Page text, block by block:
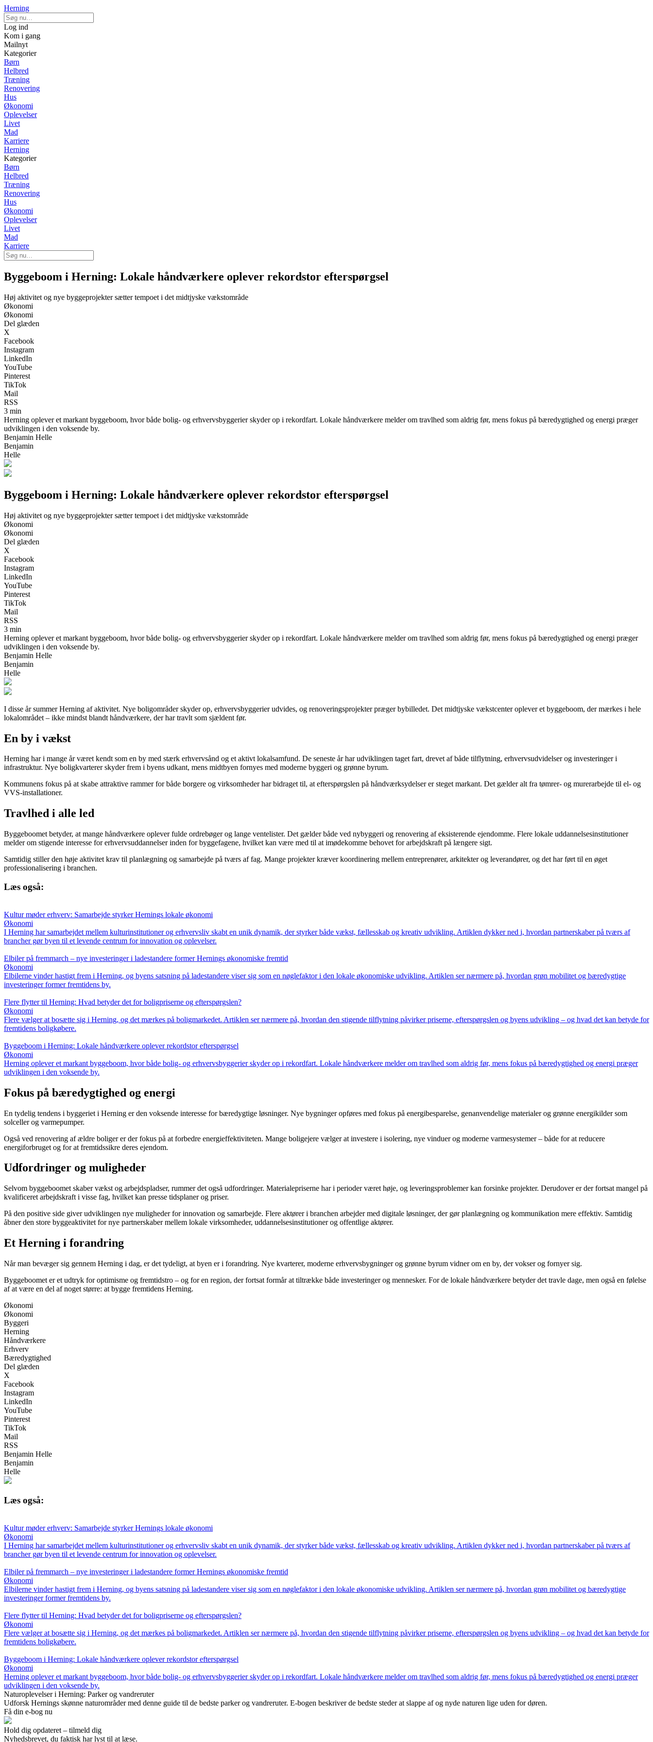
Herning
Log ind
Kom i gang
Mailnyt
Kategorier
Børn
Helbred
Træning
Renovering
Hus
Økonomi
Oplevelser
Livet
Mad
Karriere
Herning
Kategorier
Børn
Helbred
Træning
Renovering
Hus
Økonomi
Oplevelser
Livet
Mad
Karriere
Byggeboom i Herning: Lokale håndværkere oplever rekordstor efterspørgsel
Høj aktivitet og nye byggeprojekter sætter tempoet i det midtjyske vækstområde
Økonomi
Økonomi
Del glæden
X
Facebook
Instagram
LinkedIn
YouTube
Pinterest
TikTok
Mail
RSS
3 min
Herning oplever et markant byggeboom, hvor både bolig- og erhvervsbyggerier skyder op i rekordfart. Lokale håndværkere melder om travlhed som aldrig før, mens fokus på bæredygtighed og energi præger
udviklingen i den voksende by.
Benjamin Helle
Benjamin
Helle
Byggeboom i Herning: Lokale håndværkere oplever rekordstor efterspørgsel
Høj aktivitet og nye byggeprojekter sætter tempoet i det midtjyske vækstområde
Økonomi
Økonomi
Del glæden
X
Facebook
Instagram
LinkedIn
YouTube
Pinterest
TikTok
Mail
RSS
3 min
Herning oplever et markant byggeboom, hvor både bolig- og erhvervsbyggerier skyder op i rekordfart. Lokale håndværkere melder om travlhed som aldrig før, mens fokus på bæredygtighed og energi præger
udviklingen i den voksende by.
Benjamin Helle
Benjamin
Helle
I disse år summer Herning af aktivitet. Nye boligområder skyder op, erhvervsbyggerier udvides, og renoveringsprojekter præger bybilledet. Det midtjyske vækstcenter oplever et byggeboom, der mærkes i hele
lokalområdet – ikke mindst blandt håndværkere, der har travlt som sjældent før.
En by i vækst
Herning har i mange år været kendt som en by med stærk erhvervsånd og et aktivt lokalsamfund. De seneste år har udviklingen taget fart, drevet af både tilflytning, erhvervsudvidelser og investeringer i
infrastruktur. Nye boligkvarterer skyder frem i byens udkant, mens midtbyen fornyes med moderne byggeri og grønne byrum.
Kommunens fokus på at skabe attraktive rammer for både borgere og virksomheder har bidraget til, at efterspørgslen på håndværksydelser er steget markant. Det gælder alt fra tømrer- og murerarbejde til el- og
VVS-installationer.
Travlhed i alle led
Byggeboomet betyder, at mange håndværkere oplever fulde ordrebøger og lange ventelister. Det gælder både ved nybyggeri og renovering af eksisterende ejendomme. Flere lokale uddannelsesinstitutioner
melder om stigende interesse for erhvervsuddannelser inden for byggefagene, hvilket kan være med til at imødekomme behovet for arbejdskraft på længere sigt.
Samtidig stiller den høje aktivitet krav til planlægning og samarbejde på tværs af fag. Mange projekter kræver koordinering mellem entreprenører, arkitekter og leverandører, og det har ført til en øget
professionalisering i branchen.
Læs også:
Kultur møder erhverv: Samarbejde styrker Hernings lokale økonomi
Økonomi
I Herning har samarbejdet mellem kulturinstitutioner og erhvervsliv skabt en unik dynamik, der styrker både vækst, fællesskab og kreativ udvikling. Artiklen dykker ned i, hvordan partnerskaber på tværs af
brancher gør byen til et levende centrum for innovation og oplevelser.
Elbiler på fremmarch – nye investeringer i ladestandere former Hernings økonomiske fremtid
Økonomi
Elbilerne vinder hastigt frem i Herning, og byens satsning på ladestandere viser sig som en nøglefaktor i den lokale økonomiske udvikling. Artiklen ser nærmere på, hvordan grøn mobilitet og bæredygtige
investeringer former fremtidens by.
Flere flytter til Herning: Hvad betyder det for boligpriserne og efterspørgslen?
Økonomi
Flere vælger at bosætte sig i Herning, og det mærkes på boligmarkedet. Artiklen ser nærmere på, hvordan den stigende tilflytning påvirker priserne, efterspørgslen og byens udvikling – og hvad det kan betyde for
fremtidens boligkøbere.
Byggeboom i Herning: Lokale håndværkere oplever rekordstor efterspørgsel
Økonomi
Herning oplever et markant byggeboom, hvor både bolig- og erhvervsbyggerier skyder op i rekordfart. Lokale håndværkere melder om travlhed som aldrig før, mens fokus på bæredygtighed og energi præger
udviklingen i den voksende by.
Fokus på bæredygtighed og energi
En tydelig tendens i byggeriet i Herning er den voksende interesse for bæredygtige løsninger. Nye bygninger opføres med fokus på energibesparelse, genanvendelige materialer og grønne energikilder som
solceller og varmepumper.
Også ved renovering af ældre boliger er der fokus på at forbedre energieffektiviteten. Mange boligejere vælger at investere i isolering, nye vinduer og moderne varmesystemer – både for at reducere
energiforbruget og for at fremtidssikre deres ejendom.
Udfordringer og muligheder
Selvom byggeboomet skaber vækst og arbejdspladser, rummer det også udfordringer. Materialepriserne har i perioder været høje, og leveringsproblemer kan forsinke projekter. Derudover er der fortsat mangel på
kvalificeret arbejdskraft i visse fag, hvilket kan presse tidsplaner og priser.
På den positive side giver udviklingen nye muligheder for innovation og samarbejde. Flere aktører i branchen arbejder med digitale løsninger, der gør planlægning og kommunikation mere effektiv. Samtidig
åbner den store byggeaktivitet for nye partnerskaber mellem lokale virksomheder, uddannelsesinstitutioner og offentlige aktører.
Et Herning i forandring
Når man bevæger sig gennem Herning i dag, er det tydeligt, at byen er i forandring. Nye kvarterer, moderne erhvervsbygninger og grønne byrum vidner om en by, der vokser og fornyer sig.
Byggeboomet er et udtryk for optimisme og fremtidstro – og for en region, der fortsat formår at tiltrække både investeringer og mennesker. For de lokale håndværkere betyder det travle dage, men også en følelse
af at være en del af noget større: at bygge fremtidens Herning.
Økonomi
Økonomi
Byggeri
Herning
Håndværkere
Erhverv
Bæredygtighed
Del glæden
X
Facebook
Instagram
LinkedIn
YouTube
Pinterest
TikTok
Mail
RSS
Benjamin Helle
Benjamin
Helle
Læs også:
Kultur møder erhverv: Samarbejde styrker Hernings lokale økonomi
Økonomi
I Herning har samarbejdet mellem kulturinstitutioner og erhvervsliv skabt en unik dynamik, der styrker både vækst, fællesskab og kreativ udvikling. Artiklen dykker ned i, hvordan partnerskaber på tværs af
brancher gør byen til et levende centrum for innovation og oplevelser.
Elbiler på fremmarch – nye investeringer i ladestandere former Hernings økonomiske fremtid
Økonomi
Elbilerne vinder hastigt frem i Herning, og byens satsning på ladestandere viser sig som en nøglefaktor i den lokale økonomiske udvikling. Artiklen ser nærmere på, hvordan grøn mobilitet og bæredygtige
investeringer former fremtidens by.
Flere flytter til Herning: Hvad betyder det for boligpriserne og efterspørgslen?
Økonomi
Flere vælger at bosætte sig i Herning, og det mærkes på boligmarkedet. Artiklen ser nærmere på, hvordan den stigende tilflytning påvirker priserne, efterspørgslen og byens udvikling – og hvad det kan betyde for
fremtidens boligkøbere.
Byggeboom i Herning: Lokale håndværkere oplever rekordstor efterspørgsel
Økonomi
Herning oplever et markant byggeboom, hvor både bolig- og erhvervsbyggerier skyder op i rekordfart. Lokale håndværkere melder om travlhed som aldrig før, mens fokus på bæredygtighed og energi præger
udviklingen i den voksende by.
Naturoplevelser i Herning: Parker og vandreruter
Udforsk Hernings skønne naturområder med denne guide til de bedste parker og vandreruter. E-bogen beskriver de bedste steder at slappe af og nyde naturen lige uden for døren.
Få din e-bog nu
Hold dig opdateret – tilmeld dig
Nyhedsbrevet, du faktisk har lyst til at læse.